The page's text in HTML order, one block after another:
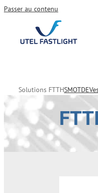
Passer au contenu
Solutions FTTH